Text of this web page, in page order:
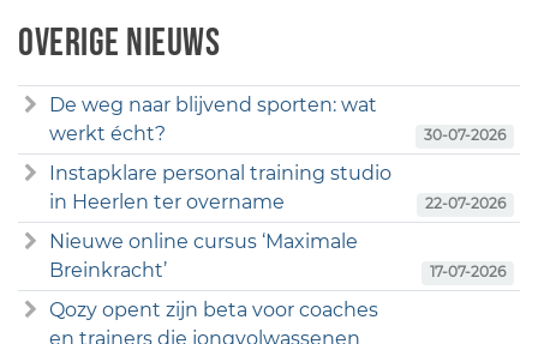
Overige nieuws
De weg naar blijvend sporten: wat
werkt écht?
30-07-2026
Instapklare personal training studio
in Heerlen ter overname
22-07-2026
Nieuwe online cursus ‘Maximale
Breinkracht’
17-07-2026
Qozy opent zijn beta voor coaches
en trainers die jongvolwassenen